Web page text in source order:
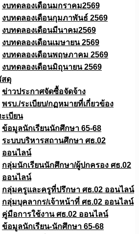
งบทดลองเดือนมกราคม2569
งบทดลองเดือนกุมภาพันธ์ 2569
งบทดลองเดือนมีนาคม2569
งบทดลองเดือนเมษายน 2569
งบทดลองเดือนพฤษภาคม 2569
งบทดลองเดือนมิถุนายน 2569
สดุ
ข่าวประกาศจัดซื้อจัดจ้าง
พรบ./ระเบียบ/กฏหมายที่เกี่ยวข้อง
เบียน
ข้อมูลนักเรียนนักศึกษา 65-68
ระบบบริหารสถานศึกษา ศธ.02
ออนไลน์
กลุ่มนักเรียนนักศึกษา/ผู้ปกครอง ศธ.02
ออนไลน์
กลุ่มครูและครูที่ปรึกษา ศธ.02 ออนไลน์
กลุ่มบุคลากร/เจ้าหน้าที่ ศธ.02 ออนไลน์
คู่มือการใช้งาน ศธ.02 ออนไลน์
ข้อมูลนักเรียน-นักศึกษา 65-68